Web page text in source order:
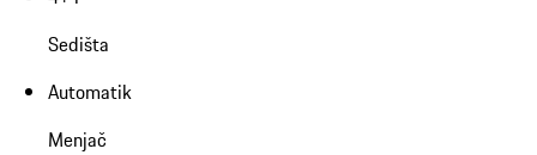
Sedišta
Automatik
Menjač